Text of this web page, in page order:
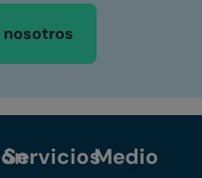
nosotros
ServiciosMedio